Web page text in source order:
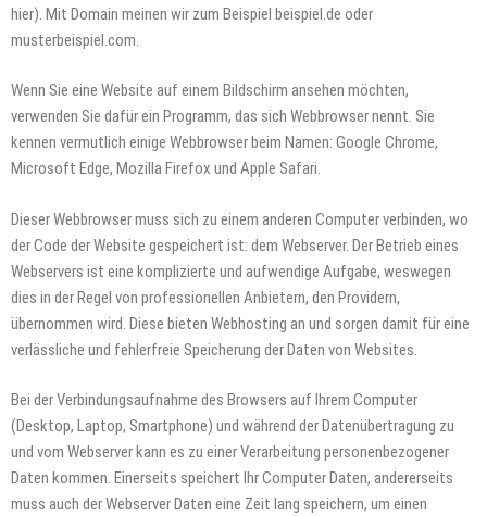
hier). Mit Domain meinen wir zum Beispiel beispiel.de oder
musterbeispiel.com.
Wenn Sie eine Website auf einem Bildschirm ansehen möchten,
verwenden Sie dafür ein Programm, das sich Webbrowser nennt. Sie
kennen vermutlich einige Webbrowser beim Namen: Google Chrome,
Microsoft Edge, Mozilla Firefox und Apple Safari.
Dieser Webbrowser muss sich zu einem anderen Computer verbinden, wo
der Code der Website gespeichert ist: dem Webserver. Der Betrieb eines
Webservers ist eine komplizierte und aufwendige Aufgabe, weswegen
dies in der Regel von professionellen Anbietern, den Providern,
übernommen wird. Diese bieten Webhosting an und sorgen damit für eine
verlässliche und fehlerfreie Speicherung der Daten von Websites.
Bei der Verbindungsaufnahme des Browsers auf Ihrem Computer
(Desktop, Laptop, Smartphone) und während der Datenübertragung zu
und vom Webserver kann es zu einer Verarbeitung personenbezogener
Daten kommen. Einerseits speichert Ihr Computer Daten, andererseits
muss auch der Webserver Daten eine Zeit lang speichern, um einen